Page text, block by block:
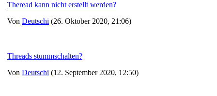
Theread kann nicht erstellt werden?
Von Deutschi (26. Oktober 2020, 21:06)
Threads stummschalten?
Von Deutschi (12. September 2020, 12:50)